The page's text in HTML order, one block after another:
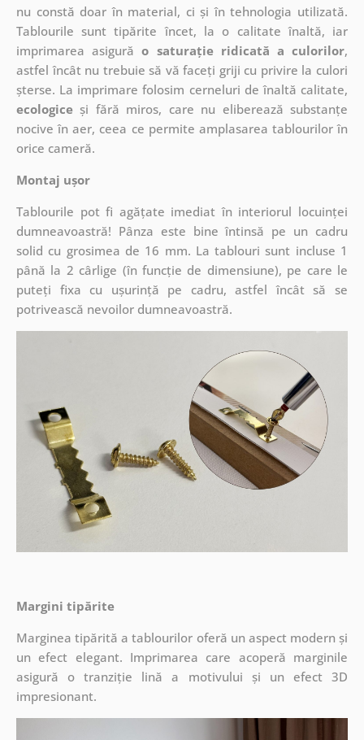
nu constă doar în material, ci și în tehnologia utilizată.
Tablourile sunt tipărite încet, la o calitate înaltă, iar
imprimarea asigurăo saturație ridicată a culorilor,
astfel încât nu trebuie să vă faceți griji cu privire la culori
șterse. La imprimare folosim cerneluri de înaltă calitate,
ecologiceși fără miros, care nu eliberează substanțe
nocive în aer, ceea ce permite amplasarea tablourilor în
orice cameră.
Montaj ușor
Tablourile pot fi agățate imediat în interiorul locuinței
dumneavoastră! Pânza este bine întinsă pe un cadru
solid cu grosimea de 16 mm. La tablouri sunt incluse 1
până la 2 cârlige (în funcție de dimensiune), pe care le
puteți fixa cu ușurință pe cadru, astfel încât să se
potrivească nevoilor dumneavoastră.
Margini tipărite
Marginea tipărită a tablourilor oferă un aspect modern și
un efect elegant. Imprimarea care acoperă marginile
asigură o tranziție lină a motivului și un efect 3D
impresionant.